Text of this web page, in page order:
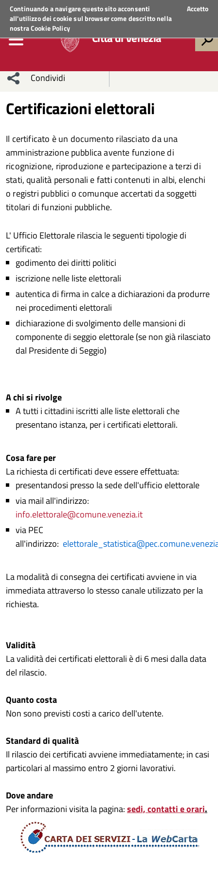
Continuando a navigare questo sito acconsenti
all'utilizzo dei cookie sul browser come descritto nella
nostraCookie Policy
Accetto
Regione Veneto ACCEDI AI SERVIZI
Città di Venezia
Condividi
network
Condividi
Condividi
Facebook
su
Twitter
Condividi
su
Facebook
Condividi
su
Whatsapp
Certificazioni elettorali
Il certificato è un documento rilasciato da una
amministrazione pubblica avente funzione di
ricognizione, riproduzione e partecipazione a terzi di
stati, qualità personali e fatti contenuti in albi, elenchi
o registri pubblici o comunque accertati da soggetti
titolari di funzioni pubbliche.
L' Ufficio Elettorale rilascia le seguenti tipologie di
certificati:
godimento dei diritti politici
iscrizione nelle liste elettorali
autentica di firma in calce a dichiarazioni da produrre
nei procedimenti elettorali
dichiarazione di svolgimento delle mansioni di
componente di seggio elettorale (se non già rilasciato
dal Presidente di Seggio)
A chi si rivolge
A tutti i cittadini iscritti alle liste elettorali che
presentano istanza, per i certificati elettorali.
Cosa fare per
La richiesta di certificati deve essere effettuata:
presentandosi presso la sede dell'ufficio elettorale
via mail all'indirizzo:
info.elettorale@comune.venezia.it
via PEC
all'indirizzo:
La modalità di consegna dei certificati avviene in via
immediata attraverso lo stesso canale utilizzato per la
richiesta.
Validità
La validità dei certificati elettorali è di 6 mesi dalla data
del rilascio.
Quanto costa
Non sono previsti costi a carico dell'utente.
Standard di qualità
Il rilascio dei certificati avviene immediatamente; in casi
particolari al massimo entro 2 giorni lavorativi.
Dove andare
Per informazioni visita la pagina:sedi, contatti e orari.